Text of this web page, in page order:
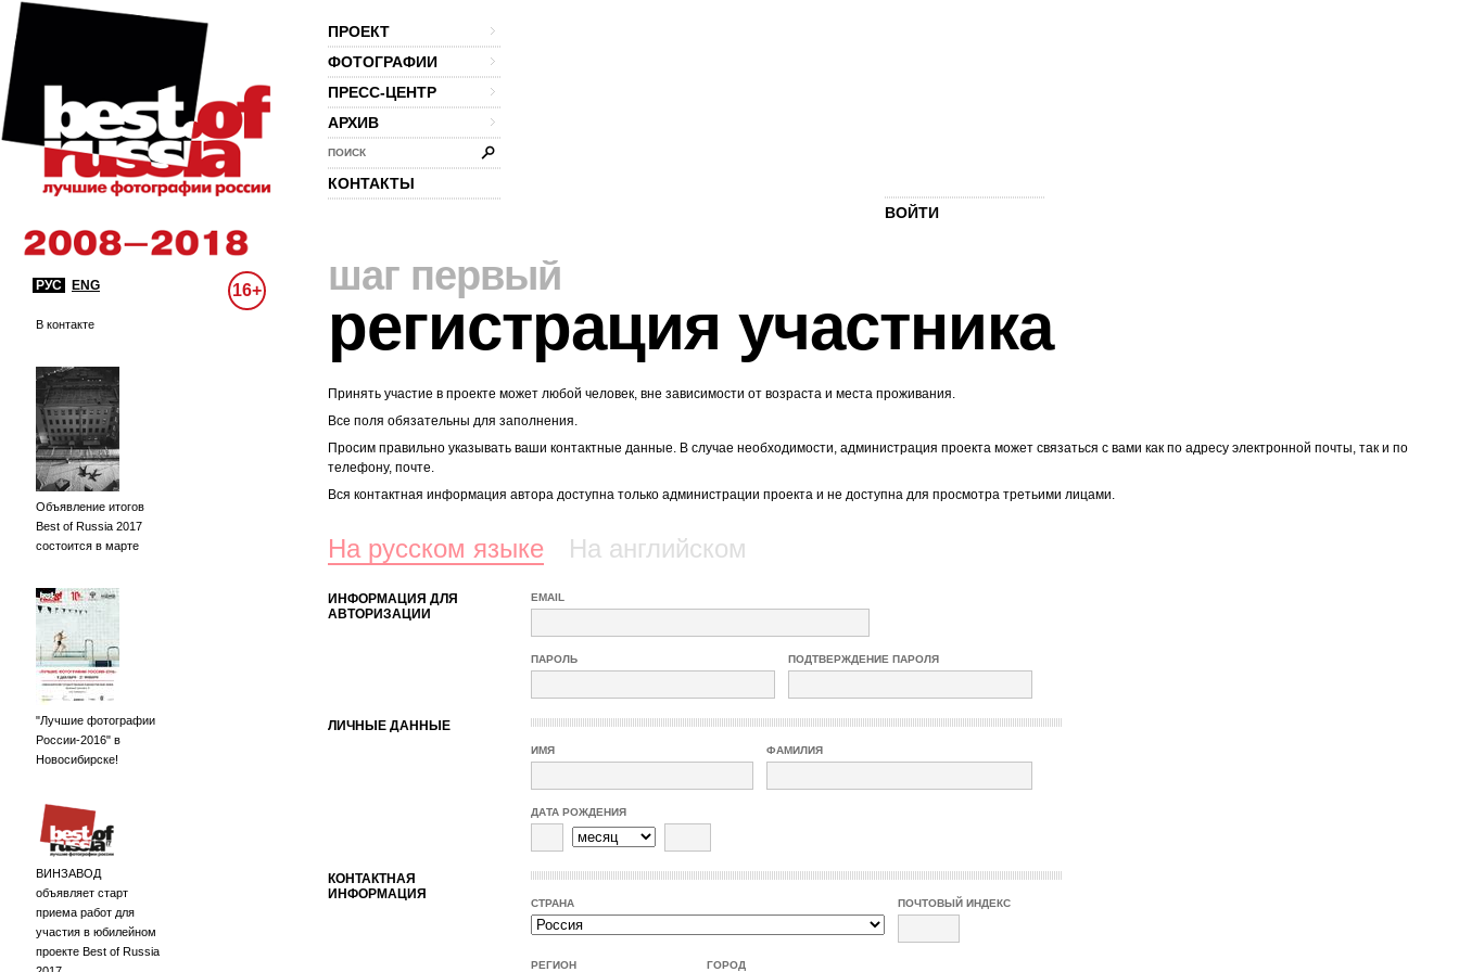
ПРОЕКТ
ФОТОГРАФИИ
ПРЕСС-ЦЕНТР
АРХИВ
ПОИСК
КОНТАКТЫ
ВОЙТИ
РУС ENG 16+
В контакте
Объявление итогов
Best of Russia 2017
состоится в марте
"Лучшие фотографии
России-2016" в
Новосибирске!
ВИНЗАВОД
объявляет старт
приема работ для
участия в юбилейном
проекте Best of Russia
шаг первый
регистрация участника
Принять участие в проекте может любой человек, вне зависимости от возраста и места проживания.
Все поля обязательны для заполнения.
Просим правильно указывать ваши контактные данные. В случае необходимости, администрация проекта может связаться с вами как по адресу электронной почты, так и по
телефону, почте.
Вся контактная информация автора доступна только администрации проекта и не доступна для просмотра третьими лицами.
На русском языке На английском
ИНФОРМАЦИЯ ДЛЯ
АВТОРИЗАЦИИ
EMAIL
ПАРОЛЬ ПОДТВЕРЖДЕНИЕ ПАРОЛЯ
ЛИЧНЫЕ ДАННЫЕ
ИМЯ ФАМИЛИЯ
ДАТА РОЖДЕНИЯ
КОНТАКТНАЯ
ИНФОРМАЦИЯ
СТРАНА ПОЧТОВЫЙ ИНДЕКС
РЕГИОН ГОРОД